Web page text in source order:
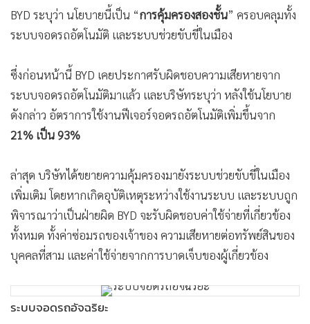
BYD ระบุว่า นโยบายนี้เป็น “การคุ้มครองสองชั้น” ครอบคลุมทั้ง
ระบบจอดรถอัตโนมัติ และระบบช่วยขับขี่ในเมือง
ซึ่งก่อนหน้านี้ BYD เคยประกาศรับผิดชอบความเสียหายจาก
ระบบจอดรถอัตโนมัติมาแล้ว และบริษัทระบุว่า หลังใช้นโยบาย
ดังกล่าว อัตราการใช้งานฟีเจอร์จอดรถอัตโนมัติเพิ่มขึ้นจาก
21% เป็น 93%
ล่าสุด บริษัทได้ขยายความคุ้มครองมายังระบบช่วยขับขี่ในเมือง
เพิ่มเติม โดยหากเกิดอุบัติเหตุระหว่างใช้งานระบบ และระบบถูก
พิจารณาว่าเป็นฝ่ายผิด BYD จะรับผิดชอบค่าใช้จ่ายที่เกี่ยวข้อง
ทั้งหมด ทั้งค่าซ่อมรถของเจ้าของ ความเสียหายต่อทรัพย์สินของ
บุคคลที่สาม และค่าใช้จ่ายจากการบาดเจ็บของผู้เกี่ยวข้อง
ระบบจอดรถอัจฉริยะ